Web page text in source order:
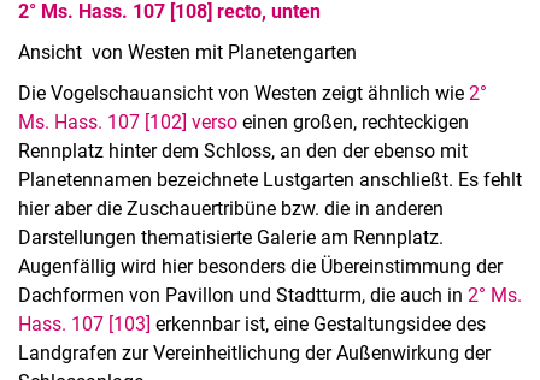
2° Ms. Hass. 107 [108] recto, unten
Ansicht von Westen mit Planetengarten
Die Vogelschauansicht von Westen zeigt ähnlich wie 2°
Ms. Hass. 107 [102] verso einen großen, rechteckigen
Rennplatz hinter dem Schloss, an den der ebenso mit
Planetennamen bezeichnete Lustgarten anschließt. Es fehlt
hier aber die Zuschauertribüne bzw. die in anderen
Darstellungen thematisierte Galerie am Rennplatz.
Augenfällig wird hier besonders die Übereinstimmung der
Dachformen von Pavillon und Stadtturm, die auch in 2° Ms.
Hass. 107 [103] erkennbar ist, eine Gestaltungsidee des
Landgrafen zur Vereinheitlichung der Außenwirkung der